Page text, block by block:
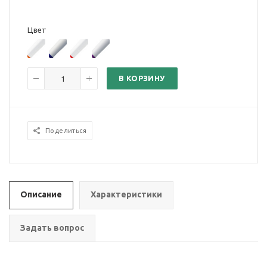
Цвет
В КОРЗИНУ
Поделиться
Описание Характеристики
Задать вопрос